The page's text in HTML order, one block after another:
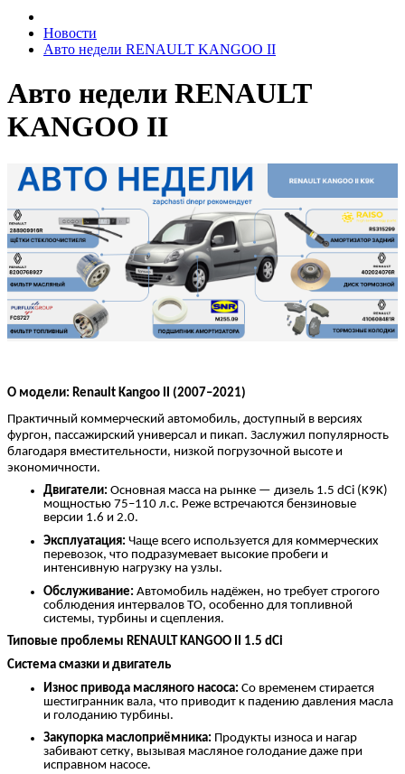
Новости
Авто недели RENAULT KANGOO II
Авто недели RENAULT
KANGOO II
О модели: Renault Kangoo II (2007–2021)
Практичный коммерческий автомобиль, доступный в версиях
фургон, пассажирский универсал и пикап. Заслужил популярность
благодаря вместительности, низкой погрузочной высоте и
экономичности.
Двигатели: Основная масса на рынке — дизель 1.5 dCi (K9K)
мощностью 75–110 л.с. Реже встречаются бензиновые
версии 1.6 и 2.0.
Эксплуатация: Чаще всего используется для коммерческих
перевозок, что подразумевает высокие пробеги и
интенсивную нагрузку на узлы.
Обслуживание: Автомобиль надёжен, но требует строгого
соблюдения интервалов ТО, особенно для топливной
системы, турбины и сцепления.
Типовые проблемы RENAULT KANGOO II 1.5 dCi
Система смазки и двигатель
Износ привода масляного насоса: Со временем стирается
шестигранник вала, что приводит к падению давления масла
и голоданию турбины.
Закупорка маслоприёмника: Продукты износа и нагар
забивают сетку, вызывая масляное голодание даже при
исправном насосе.